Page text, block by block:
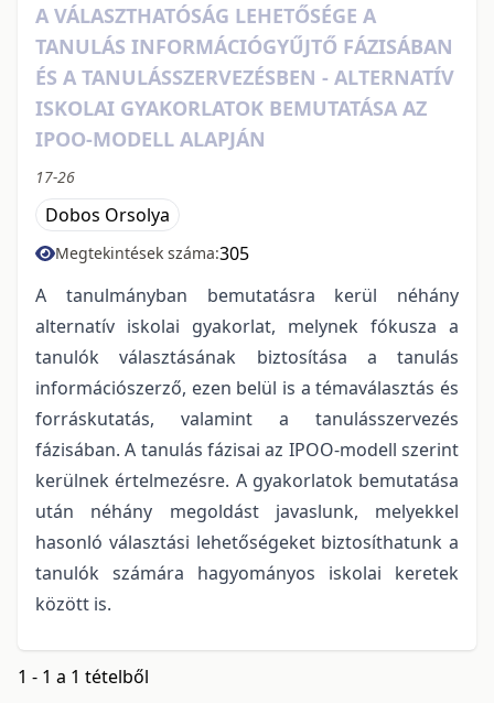
A VÁLASZTHATÓSÁG LEHETŐSÉGE A
TANULÁS INFORMÁCIÓGYŰJTŐ FÁZISÁBAN
ÉS A TANULÁSSZERVEZÉSBEN - ALTERNATÍV
ISKOLAI GYAKORLATOK BEMUTATÁSA AZ
IPOO-MODELL ALAPJÁN
17-26
Dobos Orsolya
Megtekintések száma:305
A tanulmányban bemutatásra kerül néhány
alternatív iskolai gyakorlat, melynek fókusza a
tanulók választásának biztosítása a tanulás
információszerző, ezen belül is a témaválasztás és
forráskutatás, valamint a tanulásszervezés
fázisában. A tanulás fázisai az IPOO-modell szerint
kerülnek értelmezésre. A gyakorlatok bemutatása
után néhány megoldást javaslunk, melyekkel
hasonló választási lehetőségeket biztosíthatunk a
tanulók számára hagyományos iskolai keretek
között is.
1 - 1 a 1 tételből